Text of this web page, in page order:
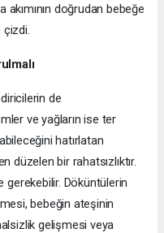
doğrudan bebeğe
de
ve yağların ise ter
hatırlatan
düzelen bir rahatsızlıktır.
gerekebilir. Döküntülerin
bebeğin ateşinin
gelişmesi veya